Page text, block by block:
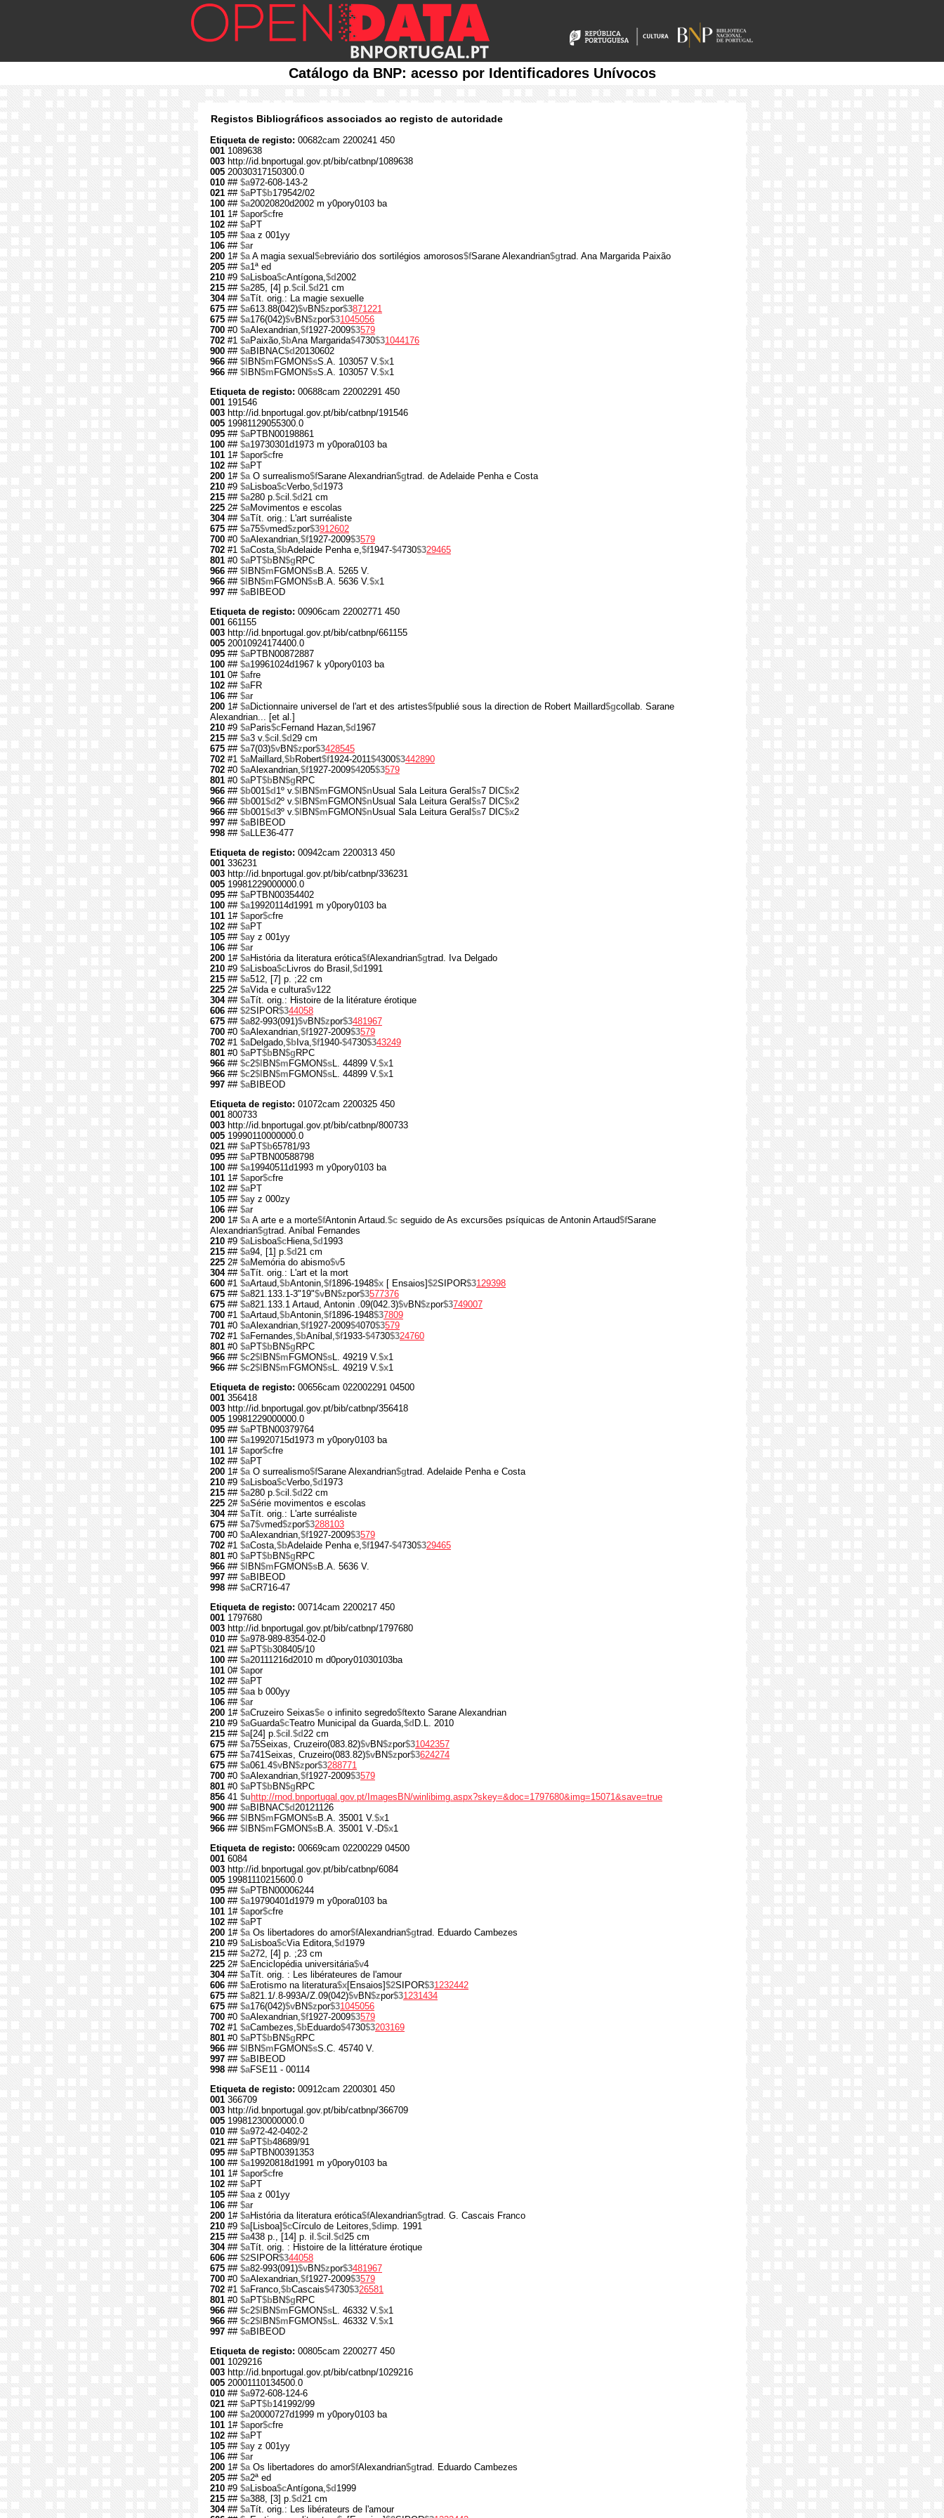
Catálogo da BNP: acesso por Identificadores Unívocos
Registos Bibliográficos associados ao registo de autoridade
Etiqueta de registo: 00682cam 2200241 450
001 1089638
003 http://id.bnportugal.gov.pt/bib/catbnp/1089638
005 20030317150300.0
010 ## $a972-608-143-2
021 ## $aPT$b179542/02
100 ## $a20020820d2002 m y0pory0103 ba
101 1# $apor$cfre
102 ## $aPT
105 ## $aa z 001yy
106 ## $ar
200 1# $aA magia sexual$ebreviário dos sortilégios amorosos$fSarane Alexandrian$gtrad. Ana Margarida Paixão
205 ## $a1ª ed
210 #9 $aLisboa$cAntígona,$d2002
215 ## $a285, [4] p.$cil.$d21 cm
304## $aTít. orig.: La magie sexuelle
675 ## $a613.88(042)$vBN$zpor$3871221
675 ## $a176(042)$vBN$zpor$31045056
700 #0 $aAlexandrian,$f1927-2009$3579
702 #1 $aPaixão,$bAna Margarida$4730$31044176
900 ## $aBIBNAC$d20130602
966 ## $l BN$m FGMON$sS.A. 103057 V.$x1
966 ## $l BN$m FGMON$sS.A. 103057 V.$x1
Etiqueta de registo: 00688cam 22002291 450
001 191546
003 http://id.bnportugal.gov.pt/bib/catbnp/191546
005 19981129055300.0
095 ## $aPTBN00198861
100 ## $a19730301d1973 m y0pora0103 ba
101 1# $apor$cfre
102 ## $aPT
200 1# $aO surrealismo$fSarane Alexandrian$gtrad. de Adelaide Penha e Costa
210 #9 $aLisboa$cVerbo,$d 1973
215 ## $a280 p.$cil.$d21 cm
225 2# $aMovimentos e escolas
304## $aTít. orig.: L'art surréaliste
675 ## $a75$vmed$zpor$3912602
700 #0 $aAlexandrian,$f1927-2009$3579
702 #1 $aCosta,$bAdelaide Penha e,$f1947-$4730$329465
801 #0 $aPT$bBN$g RPC
966 ## $l BN$m FGMON$sB.A. 5265 V.
966 ## $l BN$m FGMON$sB.A. 5636 V.$x1
997 ## $aBIBEOD
Etiqueta de registo: 00906cam 22002771 450
001 661155
003 http://id.bnportugal.gov.pt/bib/catbnp/661155
005 20010924174400.0
095 ## $aPTBN00872887
100 ## $a19961024d1967 k y0pory0103 ba
101 0# $afre
102 ## $aFR
106 ## $ar
200 1# $aDictionnaire universel de l'art et des artistes$fpublié sous la direction de Robert Maillard$gcollab. Sarane
Alexandrian... [et al.]
210 #9 $aParis$cFernand Hazan,$d 1967
215 ## $a3 v.$cil.$d29 cm
675 ## $a7(03)$vBN$zpor$3428545
702 #1 $aMaillard,$bRobert$f1924-2011$4300$3442890
702 #0 $aAlexandrian,$f1927-2009$4205$3579
801 #0 $aPT$bBN$g RPC
966 ## $b001$d 1º v.$l BN$m FGMON$nUsual Sala Leitura Geral$s7 DIC$x2
966 ## $b001$d2º v.$l BN$m FGMON$nUsual Sala Leitura Geral$s7 DIC$x2
966 ## $b001$d3º v.$l BN$m FGMON$nUsual Sala Leitura Geral$s7 DIC$x2
997 ## $aBIBEOD
998 ## $aLLE36-477
Etiqueta de registo: 00942cam 2200313 450
001 336231
003 http://id.bnportugal.gov.pt/bib/catbnp/336231
005 19981229000000.0
095 ## $aPTBN00354402
100 ## $a19920114d1991 m y0pory0103 ba
101 1# $apor$cfre
102 ## $aPT
105 ## $ay z 001yy
106 ## $ar
200 1# $aHistória da literatura erótica$fAlexandrian$gtrad. Iva Delgado
210 #9 $aLisboa$cLivros do Brasil,$d 1991
215 ## $a512, [7] p. ;22 cm
225 2# $aVida e cultura$v122
304## $aTít. orig.: Histoire de la litérature érotique
606 ## $2SIPOR$344058
675 ## $a82-993(091)$vBN$zpor$3481967
700 #0 $aAlexandrian,$f1927-2009$3579
702 #1 $aDelgado,$b Iva,$f1940-$4730$343249
801 #0 $aPT$bBN$g RPC
966 ## $c2$l BN$m FGMON$sL. 44899 V.$x1
966 ## $c2$l BN$m FGMON$sL. 44899 V.$x1
997 ## $aBIBEOD
Etiqueta de registo: 01072cam 2200325 450
001 800733
003 http://id.bnportugal.gov.pt/bib/catbnp/800733
005 19990110000000.0
021 ## $aPT$b65781/93
095 ## $aPTBN00588798
100 ## $a19940511d1993 m y0pory0103 ba
101 1# $apor$cfre
102 ## $aPT
105 ## $ay z 000zy
106 ## $ar
200 1# $aA arte e a morte$fAntonin Artaud.$c seguido de As excursões psíquicas de Antonin Artaud$fSarane
Alexandrian$gtrad. Aníbal Fernandes
210 #9 $aLisboa$cHiena,$d 1993
215 ## $a94, [1] p.$d21 cm
225 2# $aMemória do abismo$v5
304## $aTít. orig.: L'art et la mort
600 #1 $aArtaud,$bAntonin,$f1896-1948$x [ Ensaios]$2SIPOR$3129398
675 ## $a821.133.1-3"19"$vBN$zpor$3577376
675 ## $a821.133.1 Artaud, Antonin .09(042.3)$vBN$zpor$3749007
700 #1 $aArtaud,$bAntonin,$f1896-1948$37809
701 #0 $aAlexandrian,$f1927-2009$4070$3579
702 #1 $aFernandes,$bAníbal,$f1933-$4730$324760
801 #0 $aPT$bBN$g RPC
966 ## $c2$l BN$m FGMON$sL. 49219 V.$x1
966 ## $c2$l BN$m FGMON$sL. 49219 V.$x1
Etiqueta de registo: 00656cam 022002291 04500
001 356418
003 http://id.bnportugal.gov.pt/bib/catbnp/356418
005 19981229000000.0
095 ## $aPTBN00379764
100 ## $a19920715d1973 m y0pory0103 ba
101 1# $apor$cfre
102 ## $aPT
200 1# $aO surrealismo$fSarane Alexandrian$gtrad. Adelaide Penha e Costa
210 #9 $aLisboa$cVerbo,$d 1973
215 ## $a280 p.$cil.$d22 cm
225 2# $aSérie movimentos e escolas
304## $aTít. orig.: L'arte surréaliste
675 ## $a7$vmed$zpor$3288103
700 #0 $aAlexandrian,$f1927-2009$3579
702 #1 $aCosta,$bAdelaide Penha e,$f1947-$4730$329465
801 #0 $aPT$bBN$g RPC
966 ## $l BN$m FGMON$sB.A. 5636 V.
997 ## $aBIBEOD
998 ## $aCR716-47
Etiqueta de registo: 00714cam 2200217 450
001 1797680
003 http://id.bnportugal.gov.pt/bib/catbnp/1797680
010 ## $a978-989-8354-02-0
021 ## $aPT$b308405/10
100 ## $a20111216d2010 m d0pory01030103ba
101 0# $apor
102 ## $aPT
105 ## $aa b 000yy
106 ## $ar
200 1# $aCruzeiro Seixas$e o infinito segredo$ftexto Sarane Alexandrian
210 #9 $aGuarda$cTeatro Municipal da Guarda,$d D.L. 2010
215 ## $a[24] p.$cil.$d22 cm
675 ## $a75Seixas, Cruzeiro(083.82)$vBN$zpor$31042357
675 ## $a741Seixas, Cruzeiro(083.82)$vBN$zpor$3624274
675 ## $a061.4$vBN$zpor$3288771
700 #0 $aAlexandrian,$f1927-2009$3579
801 #0 $aPT$bBN$g RPC
856 41 $u http://rnod.bnportugal.gov.pt/ImagesBN/winlibimg.aspx?skey=&doc=1797680&img=15071&save=true
900 ## $aBIBNAC$d20121126
966 ## $l BN$m FGMON$sB.A. 35001 V.$x1
966 ## $l BN$m FGMON$sB.A. 35001 V.-D$x1
Etiqueta de registo: 00669cam 02200229 04500
001 6084
003 http://id.bnportugal.gov.pt/bib/catbnp/6084
005 19981110215600.0
095 ## $aPTBN00006244
100 ## $a19790401d1979 m y0pora0103 ba
101 1# $apor$cfre
102 ## $aPT
200 1# $aOs libertadores do amor$fAlexandrian$gtrad. Eduardo Cambezes
210 #9 $aLisboa$cVia Editora,$d 1979
215 ## $a272, [4] p. ;23 cm
225 2# $aEnciclopédia universitária$v4
304## $aTít. orig. : Les libérateures de l'amour
606 ## $aErotismo na literatura$x[Ensaios]$2SIPOR$31232442
675 ## $a821.1/.8-993A/Z.09(042)$vBN$zpor$31231434
675 ## $a176(042)$vBN$zpor$31045056
700 #0 $aAlexandrian,$f1927-2009$3579
702 #1 $aCambezes,$bEduardo$4730$3203169
801 #0 $aPT$bBN$g RPC
966 ## $l BN$m FGMON$sS.C. 45740 V.
997 ## $aBIBEOD
998 ## $aFSE11 - 00114
Etiqueta de registo: 00912cam 2200301 450
001 366709
003 http://id.bnportugal.gov.pt/bib/catbnp/366709
005 19981230000000.0
010 ## $a972-42-0402-2
021 ## $aPT$b48689/91
095 ## $aPTBN00391353
100 ## $a19920818d1991 m y0pory0103 ba
101 1# $apor$cfre
102 ## $aPT
105 ## $aa z 001yy
106 ## $ar
200 1# $aHistória da literatura erótica$fAlexandrian$gtrad. G. Cascais Franco
210 #9 $a[Lisboa]$cCírculo de Leitores,$dimp. 1991
215 ## $a438 p., [14] p. il.$cil.$d25 cm
304## $aTít. orig. : Histoire de la littérature érotique
606 ## $2SIPOR$344058
675 ## $a82-993(091)$vBN$zpor$3481967
700 #0 $aAlexandrian,$f1927-2009$3579
702 #1 $aFranco,$bCascais$4730$326581
801 #0 $aPT$bBN$g RPC
966 ## $c2$l BN$m FGMON$sL. 46332 V.$x1
966 ## $c2$l BN$m FGMON$sL. 46332 V.$x1
997 ## $aBIBEOD
Etiqueta de registo: 00805cam 2200277 450
001 1029216
003 http://id.bnportugal.gov.pt/bib/catbnp/1029216
005 20001110134500.0
010 ## $a972-608-124-6
021 ## $aPT$b141992/99
100 ## $a20000727d1999 m y0pory0103 ba
101 1# $apor$cfre
102 ## $aPT
105 ## $ay z 001yy
106 ## $ar
200 1# $aOs libertadores do amor$fAlexandrian$gtrad. Eduardo Cambezes
205 ## $a2ª ed
210 #9 $aLisboa$cAntígona,$d 1999
215 ## $a388, [3] p.$d21 cm
304## $aTít. orig.: Les libérateurs de l'amour